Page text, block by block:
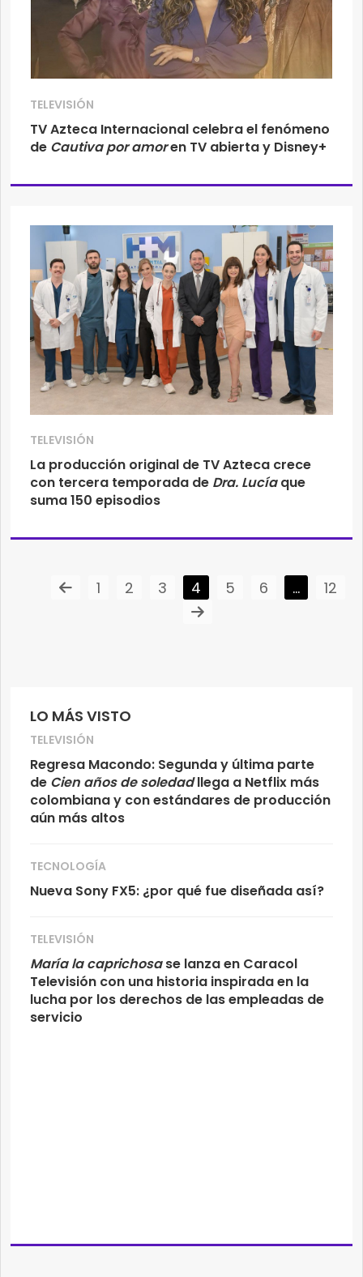
LO MÁS VISTO
TELEVISIÓN
Regresa Macondo: Segunda y última parte
de Cien años de soledadllega a Netflix más
colombiana y con estándares de producción
aún más altos
TECNOLOGÍA
Nueva Sony FX5: ¿por qué fue diseñada así?
TELEVISIÓN
María la caprichosase lanza en Caracol
Televisión con una historia inspirada en la
lucha por los derechos de las empleadas de
servicio
TELEVISIÓN
TV Azteca Internacional celebra el fenómeno
de Cautiva por amoren TV abierta y Disney+
TELEVISIÓN
La producción original de TV Azteca crece
con tercera temporada de Dra. Lucíaque
suma 150 episodios
1 2 3 4 5 6 … 12